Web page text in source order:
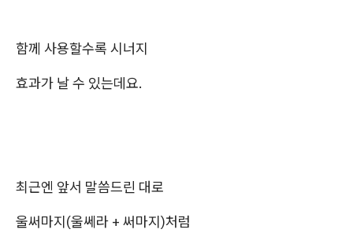
함께 사용할수록 시너지
효과가 날 수 있는데요.
최근엔 앞서 말씀드린 대로
울써마지(울쎄라 + 써마지)처럼